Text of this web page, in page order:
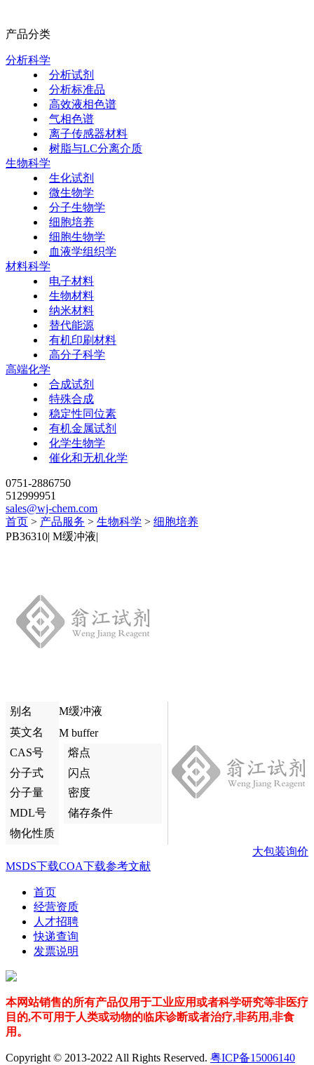
产品分类
分析科学
分析试剂
分析标准品
高效液相色谱
气相色谱
离子传感器材料
树脂与LC分离介质
生物科学
生化试剂
微生物学
分子生物学
细胞培养
细胞生物学
血液学组织学
材料科学
电子材料
生物材料
纳米材料
替代能源
有机印刷材料
高分子科学
高端化学
合成试剂
特殊合成
稳定性同位素
有机金属试剂
化学生物学
催化和无机化学
0751-2886750
512999951
sales@wj-chem.com
首页 > 产品服务 > 生物科学 > 细胞培养
PB36310| M缓冲液|
别名
M缓冲液
英文名
M buffer
CAS号
熔点
分子式
闪点
分子量
密度
MDL号
储存条件
物化性质
大包装询价
MSDS下载COA下载参考文献
首页
经营资质
人才招聘
快递查询
发票说明
本网站销售的所有产品仅用于工业应用或者科学研究等非医疗
目的,不可用于人类或动物的临床诊断或者治疗,非药用,非食
用。
Copyright © 2013-2022 All Rights Reserved. 粤ICP备15006140